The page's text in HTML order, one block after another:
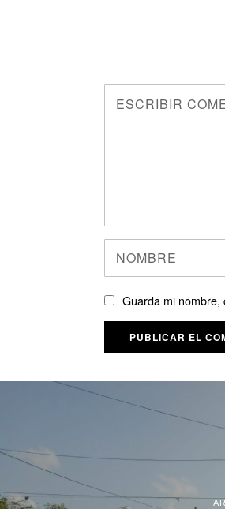
Guarda mi nombre,